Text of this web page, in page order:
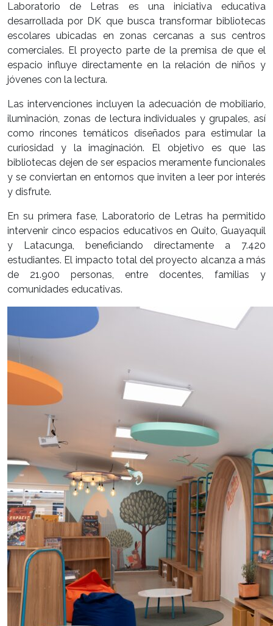
Laboratorio de Letras es una iniciativa educativa
desarrollada por DK que busca transformar bibliotecas
escolares ubicadas en zonas cercanas a sus centros
comerciales. El proyecto parte de la premisa de que el
espacio influye directamente en la relación de niños y
jóvenes con la lectura.
Las intervenciones incluyen la adecuación de mobiliario,
iluminación, zonas de lectura individuales y grupales, así
como rincones temáticos diseñados para estimular la
curiosidad y la imaginación. El objetivo es que las
bibliotecas dejen de ser espacios meramente funcionales
y se conviertan en entornos que inviten a leer por interés
y disfrute.
En su primera fase, Laboratorio de Letras ha permitido
intervenir cinco espacios educativos en Quito, Guayaquil
y Latacunga, beneficiando directamente a 7.420
estudiantes. El impacto total del proyecto alcanza a más
de 21.900 personas, entre docentes, familias y
comunidades educativas.